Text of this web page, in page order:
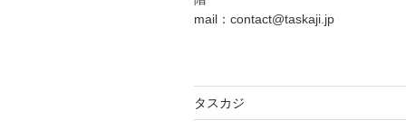
mail：contact@taskaji.jp
タスカジ